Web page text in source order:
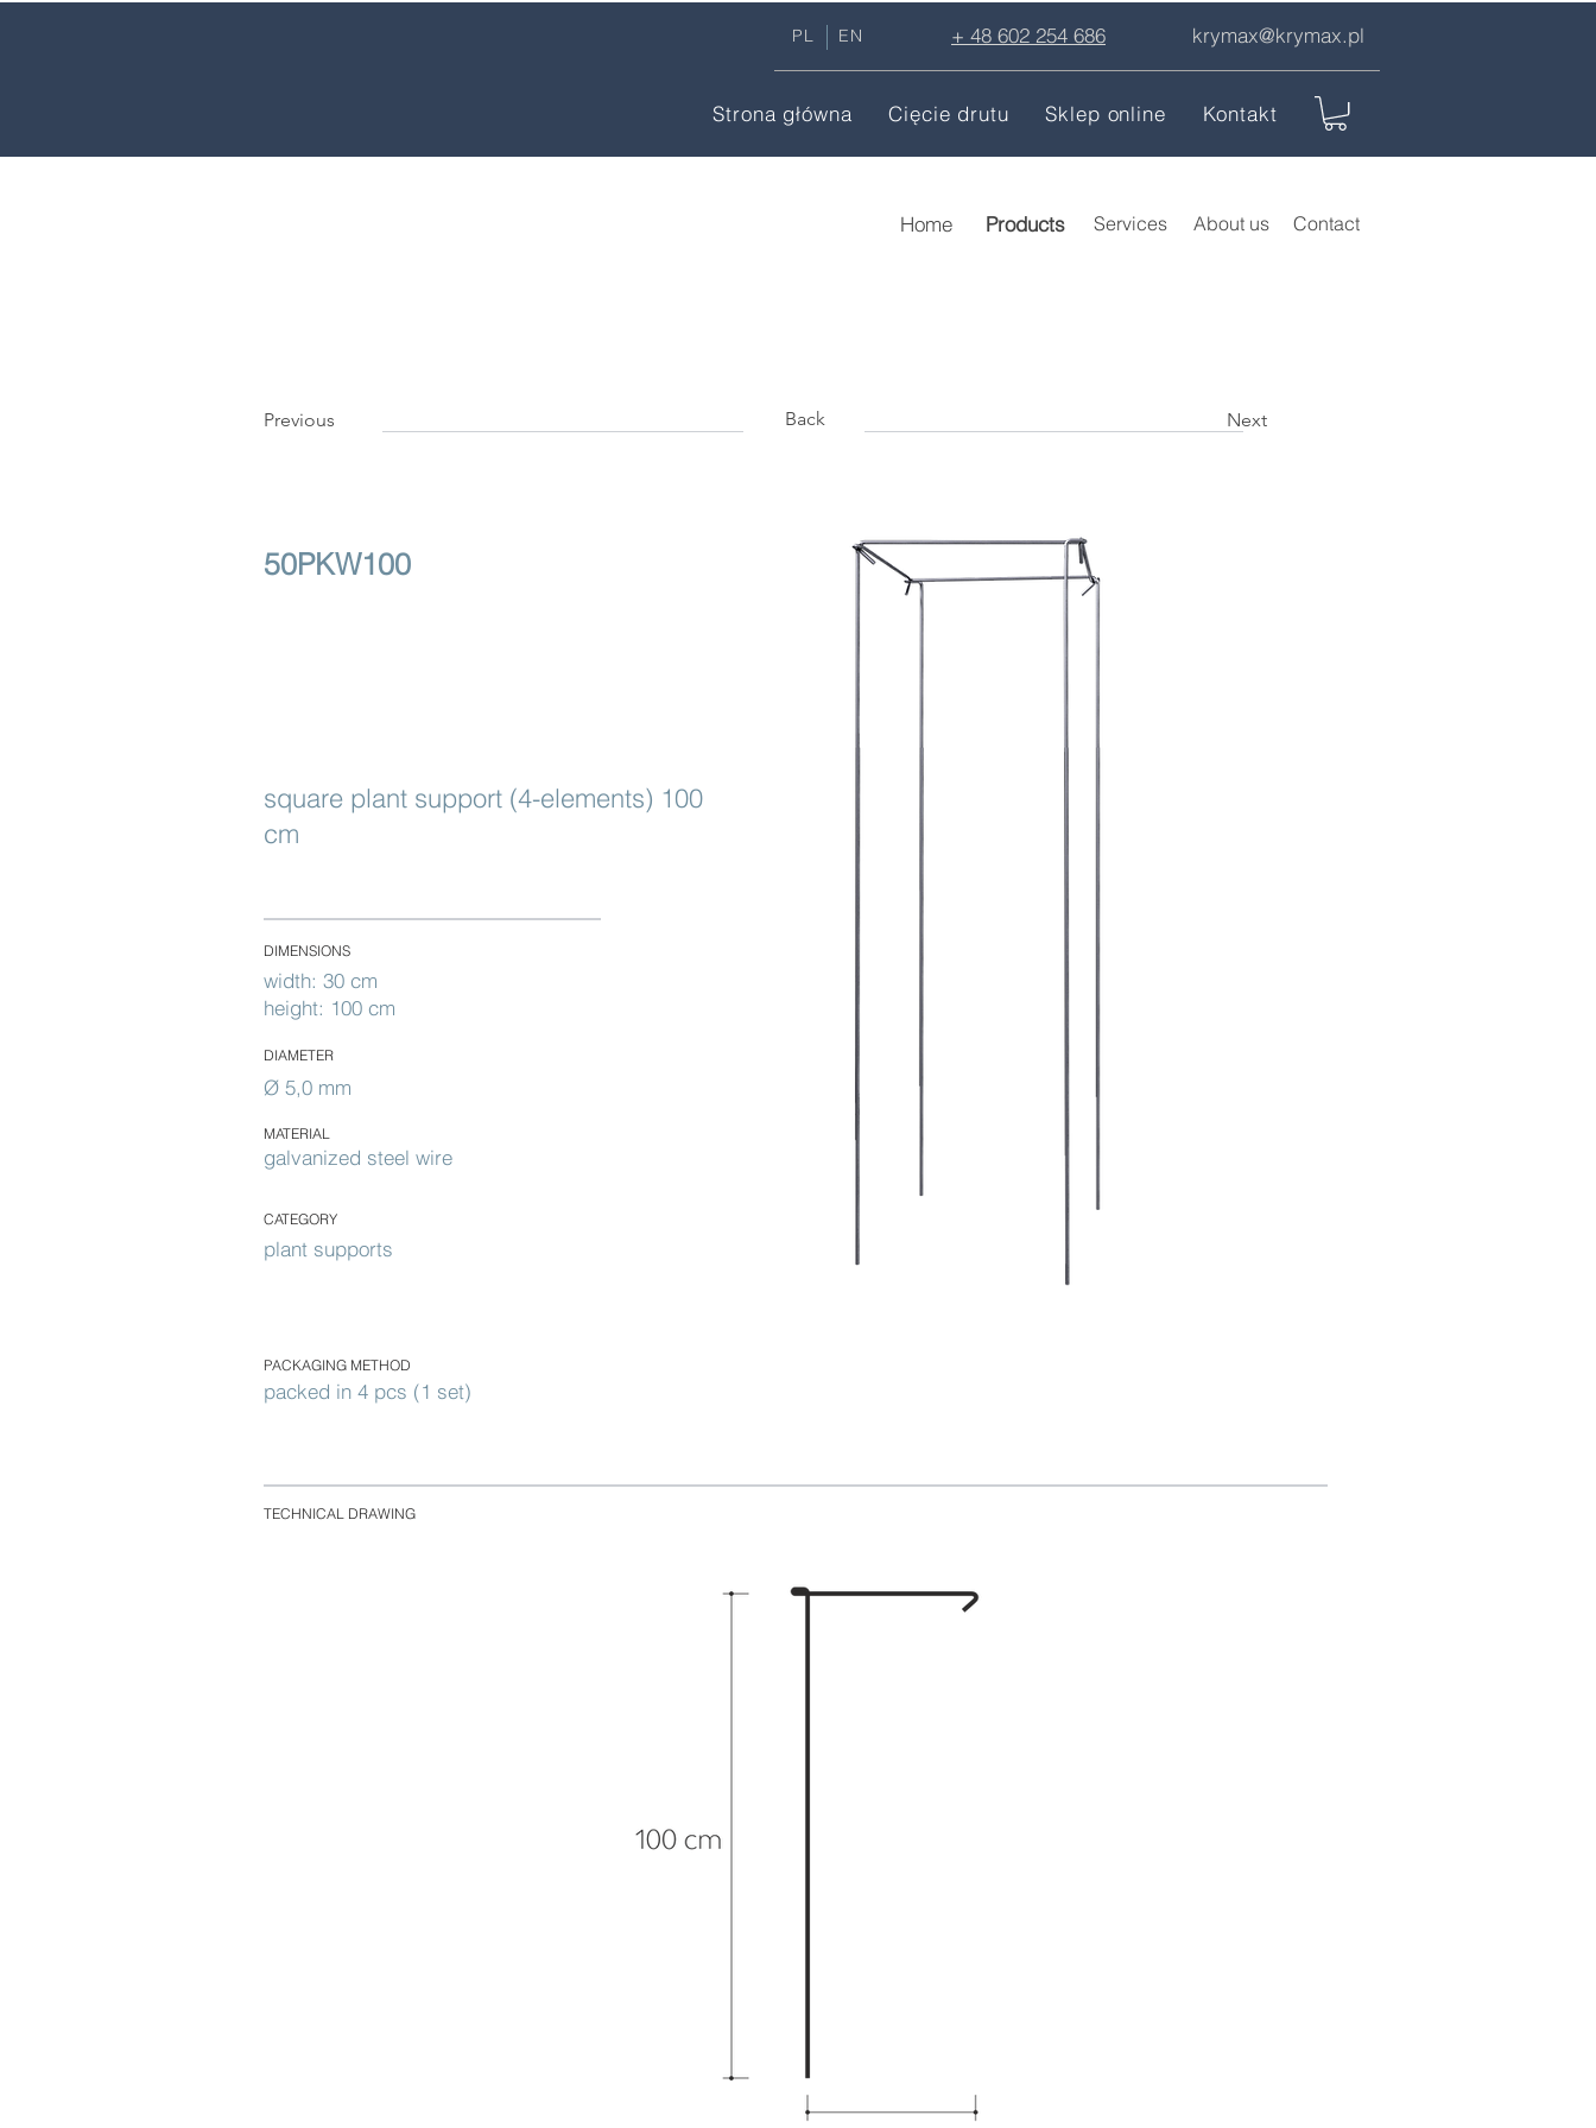
PL EN + 48 602 254 686 krymax@krymax.pl
Strona główna Cięcie drutu Sklep online Kontakt
Home Products Services About us Contact
Previous Back Next
50PKW100
square plant support (4-elements) 100
cm
DIMENSIONS
width: 30 cm
height: 100 cm
DIAMETER
Ø 5,0 mm
MATERIAL
galvanized steel wire
CATEGORY
plant supports
PACKAGING METHOD
packed in 4 pcs (1 set)
TECHNICAL DRAWING